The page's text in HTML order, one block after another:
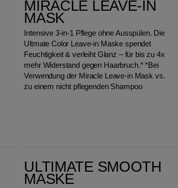
MIRACLE LEAVE-IN
MASK
Intensive 3-in-1 Pflege ohne Ausspülen. Die
Ultmate Color Leave-in Maske spendet
Feuchtigkeit & verleiht Glanz – für bis zu 4x
mehr Widerstand gegen Haarbruch.* *Bei
Verwendung der Miracle Leave-in Mask vs.
zu einem nicht pflegenden Shampoo
ULTIMATE SMOOTH
MASKE